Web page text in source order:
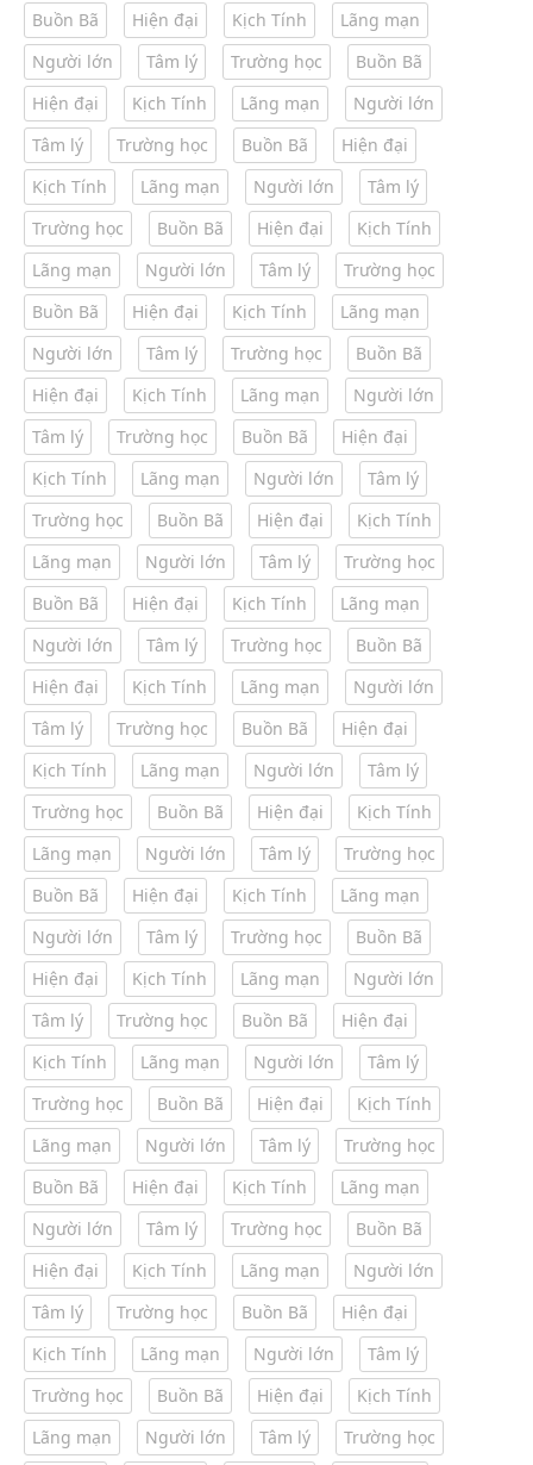
Buồn Bã
Hiện đại Kịch Tính
Lãng mạn
Người lớn
Tâm lý Trường học
Buồn Bã
Hiện đại
Kịch Tính Lãng mạn
Người lớn
Tâm lý
Trường học Buồn Bã
Hiện đại
Kịch Tính
Lãng mạn Người lớn
Tâm lý
Trường học
Buồn Bã Hiện đại
Kịch Tính
Lãng mạn
Người lớn Tâm lý
Trường học
Buồn Bã
Hiện đại Kịch Tính
Lãng mạn
Người lớn
Tâm lý Trường học
Buồn Bã
Hiện đại
Kịch Tính Lãng mạn
Người lớn
Tâm lý
Trường học Buồn Bã
Hiện đại
Kịch Tính
Lãng mạn Người lớn
Tâm lý
Trường học
Buồn Bã Hiện đại
Kịch Tính
Lãng mạn
Người lớn Tâm lý
Trường học
Buồn Bã
Hiện đại Kịch Tính
Lãng mạn
Người lớn
Tâm lý Trường học
Buồn Bã
Hiện đại
Kịch Tính Lãng mạn
Người lớn
Tâm lý
Trường học Buồn Bã
Hiện đại
Kịch Tính
Lãng mạn Người lớn
Tâm lý
Trường học
Buồn Bã Hiện đại
Kịch Tính
Lãng mạn
Người lớn Tâm lý
Trường học
Buồn Bã
Hiện đại Kịch Tính
Lãng mạn
Người lớn
Tâm lý Trường học
Buồn Bã
Hiện đại
Kịch Tính Lãng mạn
Người lớn
Tâm lý
Trường học Buồn Bã
Hiện đại
Kịch Tính
Lãng mạn Người lớn
Tâm lý
Trường học
Buồn Bã Hiện đại
Kịch Tính
Lãng mạn
Người lớn Tâm lý
Trường học
Buồn Bã
Hiện đại Kịch Tính
Lãng mạn
Người lớn
Tâm lý Trường học
Buồn Bã
Hiện đại
Kịch Tính Lãng mạn
Người lớn
Tâm lý
Trường học Buồn Bã
Hiện đại
Kịch Tính
Lãng mạn Người lớn
Tâm lý
Trường học
Buồn Bã Hiện đại
Kịch Tính
Lãng mạn
Người lớn Tâm lý Trường học